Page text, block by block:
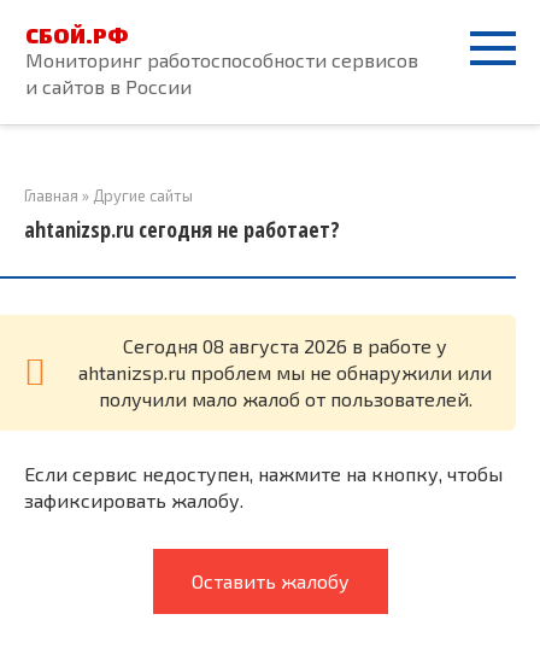
контенту
СБОЙ.РФ
Мониторинг работоспособности сервисов
и сайтов в России
Главная » Другие сайты
ahtanizsp.ru сегодня не работает?
Cегодня 08 августа 2026 в работе у
ahtanizsp.ru проблем мы не обнаружили или
получили мало жалоб от пользователей.
Если сервис недоступен, нажмите на кнопку, чтобы
зафиксировать жалобу.
Оставить жалобу